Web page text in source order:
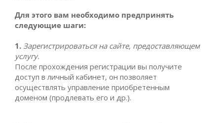
Для этого вам необходимо предпринять
следующие шаги:
1. Зарегистрироваться на сайте, предоставляющем
услугу.
После прохождения регистрации вы получите
доступ в личный кабинет, он позволяет
осуществлять управление приобретенным
доменом (продлевать его и др.).